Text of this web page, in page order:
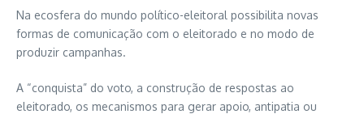
Na ecosfera do mundo político-eleitoral possibilita novas
formas de comunicação com o eleitorado e no modo de
produzir campanhas.
A “conquista” do voto, a construção de respostas ao
eleitorado, os mecanismos para gerar apoio, antipatia ou